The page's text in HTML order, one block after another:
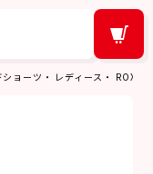
ショーツ レディース ROXY